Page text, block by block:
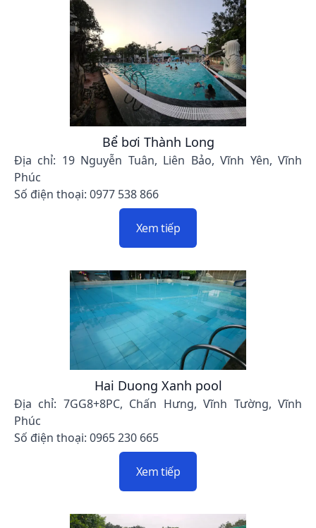
Bể bơi Thành Long
Địa chỉ: 19 Nguyễn Tuân, Liên Bảo, Vĩnh Yên, Vĩnh
Phúc
Số điện thoại: 0977 538 866
Xem tiếp
Hai Duong Xanh pool
Địa chỉ: 7GG8+8PC, Chấn Hưng, Vĩnh Tường, Vĩnh
Phúc
Số điện thoại: 0965 230 665
Xem tiếp